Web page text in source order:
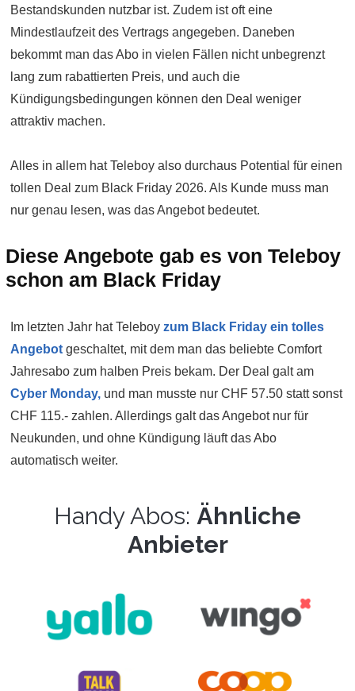
Bestandskunden nutzbar ist. Zudem ist oft eine
Mindestlaufzeit des Vertrags angegeben. Daneben
bekommt man das Abo in vielen Fällen nicht unbegrenzt
lang zum rabattierten Preis, und auch die
Kündigungsbedingungen können den Deal weniger
attraktiv machen.
Alles in allem hat Teleboy also durchaus Potential für einen
tollen Deal zum Black Friday 2026. Als Kunde muss man
nur genau lesen, was das Angebot bedeutet.
Diese Angebote gab es von Teleboy
schon am Black Friday
Im letzten Jahr hat Teleboy zum Black Friday ein tolles
Angebot geschaltet, mit dem man das beliebte Comfort
Jahresabo zum halben Preis bekam. Der Deal galt am
Cyber Monday, und man musste nur CHF 57.50 statt sonst
CHF 115.- zahlen. Allerdings galt das Angebot nur für
Neukunden, und ohne Kündigung läuft das Abo
automatisch weiter.
Handy Abos: Ähnliche
Anbieter